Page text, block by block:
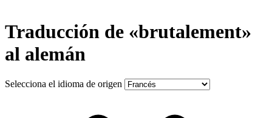
Traducción de «brutalement»
al alemán
Selecciona el idioma de origen